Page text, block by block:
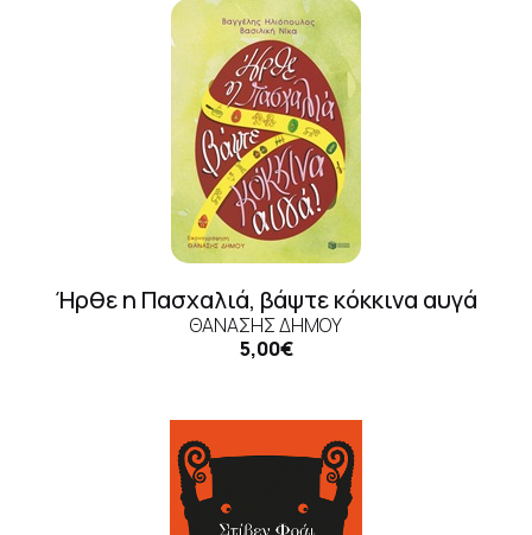
Ήρθε η Πασχαλιά, βάψτε κόκκινα αυγά
ΘΑΝΆΣΗΣ ΔΉΜΟΥ
5,00€